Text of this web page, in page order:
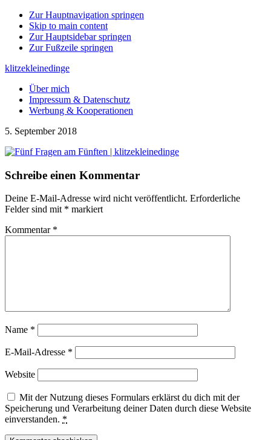
Zur Hauptnavigation springen
Skip to main content
Zur Hauptsidebar springen
Zur Fußzeile springen
klitzekleinedinge
Über mich
Impressum & Datenschutz
Werbung & Kooperationen
5. September 2018
Leser-
Schreibe einen Kommentar
Deine E-Mail-Adresse wird nicht veröffentlicht. Erforderliche
Felder sind mit * markiert
Kommentar *
Name *
E-Mail-Adresse *
Website
Mit der Nutzung dieses Formulars erklärst du dich mit der
Speicherung und Verarbeitung deiner Daten durch diese Website
einverstanden. *